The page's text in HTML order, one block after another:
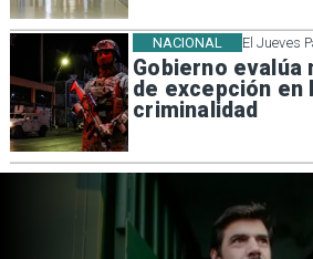
El Jueves
Gobierno evalúa
de excepción
criminalidad
NACIONAL